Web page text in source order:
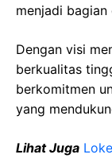
menjadi
Dengan visi
berkualitas
berkomitmen
yang
Lihat Juga